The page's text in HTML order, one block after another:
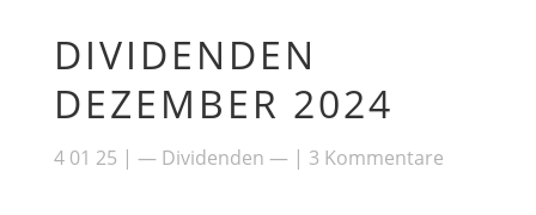
DIVIDENDEN
DEZEMBER 2024
4 01 25 | — Dividenden —| 3 Kommentare